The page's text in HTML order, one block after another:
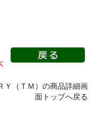
（ＴＭ）の商品詳細画
面トップへ戻る